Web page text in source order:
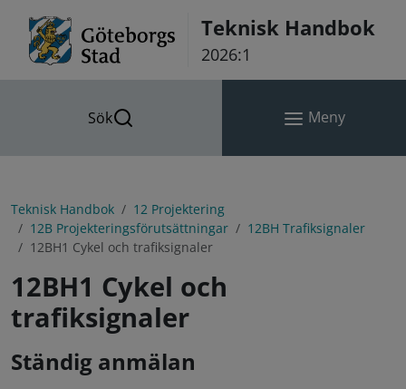
Teknisk Handbok
2026:1
Sök Meny
Teknisk Handbok
12 Projektering
12B Projekteringsförutsättningar
12BH Trafiksignaler
12BH1 Cykel och trafiksignaler
12BH1 Cykel och
trafiksignaler
Ständig anmälan